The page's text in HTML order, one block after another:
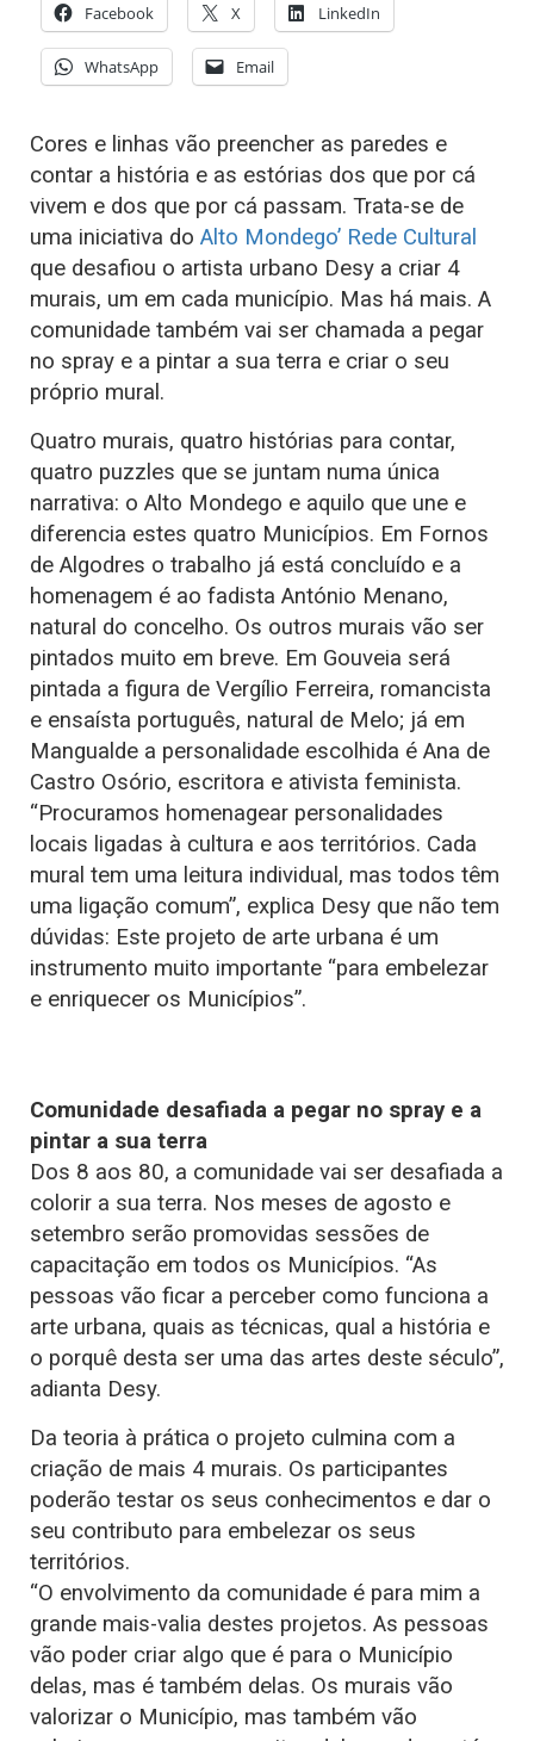
Facebook X LinkedIn
WhatsApp Email
Cores e linhas vão preencher as paredes e
contar a história e as estórias dos que por cá
vivem e dos que por cá passam. Trata-se de
uma iniciativa do Alto Mondego’ Rede Cultural
que desafiou o artista urbano Desy a criar 4
murais, um em cada município. Mas há mais. A
comunidade também vai ser chamada a pegar
no spray e a pintar a sua terra e criar o seu
próprio mural.
Quatro murais, quatro histórias para contar,
quatro puzzles que se juntam numa única
narrativa: o Alto Mondego e aquilo que une e
diferencia estes quatro Municípios. Em Fornos
de Algodres o trabalho já está concluído e a
homenagem é ao fadista António Menano,
natural do concelho. Os outros murais vão ser
pintados muito em breve. Em Gouveia será
pintada a figura de Vergílio Ferreira, romancista
e ensaísta português, natural de Melo; já em
Mangualde a personalidade escolhida é Ana de
Castro Osório, escritora e ativista feminista.
“Procuramos homenagear personalidades
locais ligadas à cultura e aos territórios. Cada
mural tem uma leitura individual, mas todos têm
uma ligação comum”, explica Desy que não tem
dúvidas: Este projeto de arte urbana é um
instrumento muito importante “para embelezar
e enriquecer os Municípios”.
Comunidade desafiada a pegar no spray e a
pintar a sua terra
Dos 8 aos 80, a comunidade vai ser desafiada a
colorir a sua terra. Nos meses de agosto e
setembro serão promovidas sessões de
capacitação em todos os Municípios. “As
pessoas vão ficar a perceber como funciona a
arte urbana, quais as técnicas, qual a história e
o porquê desta ser uma das artes deste século”,
adianta Desy.
Da teoria à prática o projeto culmina com a
criação de mais 4 murais. Os participantes
poderão testar os seus conhecimentos e dar o
seu contributo para embelezar os seus
territórios.
“O envolvimento da comunidade é para mim a
grande mais-valia destes projetos. As pessoas
vão poder criar algo que é para o Município
delas, mas é também delas. Os murais vão
valorizar o Município, mas também vão